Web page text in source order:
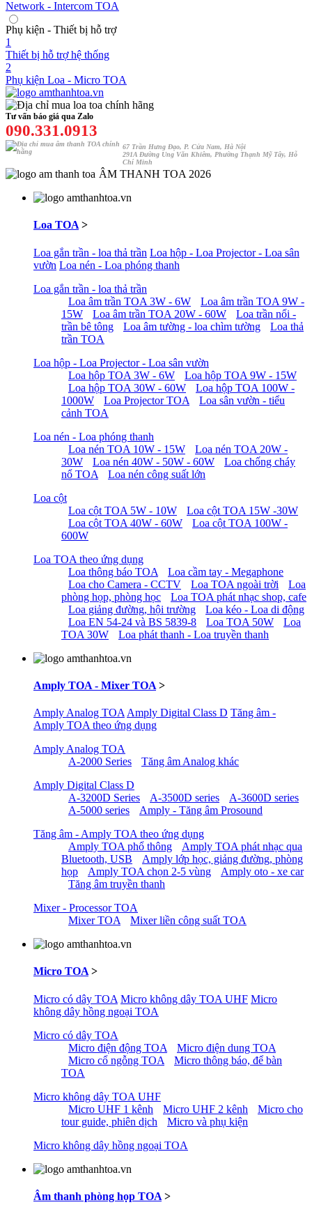
Network - Intercom TOA
Phụ kiện - Thiết bị hỗ trợ
1
Thiết bị hỗ trợ hệ thống
2
Phụ kiện Loa - Micro TOA
Tư vấn báo giá qua Zalo
090.331.0913
67 Trần Hưng Đạo, P. Cửa Nam, Hà Nội
291A Đường Ung Văn Khiêm, Phường Thạnh Mỹ Tây, Hỗ
Chí Minh
ÂM THANH TOA 2026
Loa TOA >
Loa gắn trần - loa thả trần Loa hộp - Loa Projector - Loa sân
vườn Loa nén - Loa phóng thanh
Loa gắn trần - loa thả trần
Loa âm trần TOA 3W - 6W
Loa âm trần TOA 9W -
15W
Loa âm trần TOA 20W - 60W
Loa trần nổi -
trần bê tông
Loa âm tường - loa chìm tường
Loa thả
trần TOA
Loa hộp - Loa Projector - Loa sân vườn
Loa hộp TOA 3W - 6W
Loa hộp TOA 9W - 15W
Loa hộp TOA 30W - 60W
Loa hộp TOA 100W -
1000W
Loa Projector TOA
Loa sân vườn - tiểu
cảnh TOA
Loa nén - Loa phóng thanh
Loa nén TOA 10W - 15W
Loa nén TOA 20W -
30W
Loa nén 40W - 50W - 60W
Loa chống cháy
nổ TOA
Loa nén công suất lớn
Loa cột
Loa cột TOA 5W - 10W
Loa cột TOA 15W -30W
Loa cột TOA 40W - 60W
Loa cột TOA 100W -
600W
Loa TOA theo ứng dụng
Loa thông báo TOA
Loa cầm tay - Megaphone
Loa cho Camera - CCTV
Loa TOA ngoài trời
Loa
phòng họp, phòng học
Loa TOA phát nhạc shop, cafe
Loa giảng đường, hội trường
Loa kéo - Loa di động
Loa EN 54-24 và BS 5839-8
Loa TOA 50W
Loa
TOA 30W
Loa phát thanh - Loa truyền thanh
Amply TOA - Mixer TOA >
Amply Analog TOA Amply Digital Class D Tăng âm -
Amply TOA theo ứng dụng
Amply Analog TOA
A-2000 Series
Tăng âm Analog khác
Amply Digital Class D
A-3200D Series
A-3500D series
A-3600D series
A-5000 series
Amply - Tăng âm Prosound
Tăng âm - Amply TOA theo ứng dụng
Amply TOA phổ thông
Amply TOA phát nhạc qua
Bluetooth, USB
Amply lớp học, giảng đường, phòng
họp
Amply TOA chọn 2-5 vùng
Amply oto - xe car
Tăng âm truyền thanh
Mixer - Processor TOA
Mixer TOA
Mixer liền công suất TOA
Micro TOA >
Micro có dây TOA Micro không dây TOA UHF Micro
không dây hồng ngoại TOA
Micro có dây TOA
Micro điện động TOA
Micro điện dung TOA
Micro cổ ngỗng TOA
Micro thông báo, để bàn
TOA
Micro không dây TOA UHF
Micro UHF 1 kênh
Micro UHF 2 kênh
Micro cho
tour guide, phiên dịch
Micro và phụ kiện
Micro không dây hồng ngoại TOA
Âm thanh phòng họp TOA >